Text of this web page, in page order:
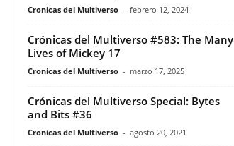
Cronicas del Multiverso - febrero 12, 2024
Crónicas del Multiverso #583: The Many
Lives of Mickey 17
Cronicas del Multiverso - marzo 17, 2025
Crónicas del Multiverso Special: Bytes
and Bits #36
Cronicas del Multiverso - agosto 20, 2021